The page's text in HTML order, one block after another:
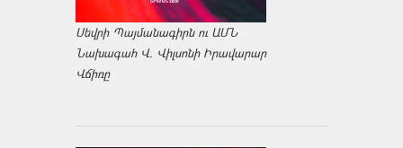
Սեվրի Պայմանագիրն ու ԱՄՆ
Նախագահ Վ. Վիլսոնի Իրավարար
Վճիռը